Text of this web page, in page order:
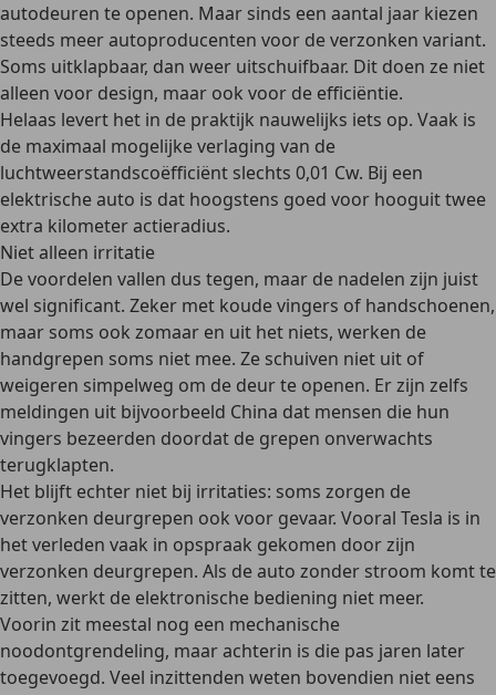
autodeuren te openen. Maar sinds een aantal jaar kiezen
steeds meer autoproducenten voor de verzonken variant.
Soms uitklapbaar, dan weer uitschuifbaar. Dit doen ze niet
alleen voor design, maar ook voor de efficiëntie.
Helaas levert het in de praktijk nauwelijks iets op. Vaak is
de maximaal mogelijke verlaging van de
luchtweerstandscoëfficiënt slechts 0,01 Cw. Bij een
elektrische auto is dat hoogstens goed voor hooguit twee
extra kilometer actieradius.
Niet alleen irritatie
De voordelen vallen dus tegen, maar de nadelen zijn juist
wel significant. Zeker met koude vingers of handschoenen,
maar soms ook zomaar en uit het niets, werken de
handgrepen soms niet mee. Ze schuiven niet uit of
weigeren simpelweg om de deur te openen. Er zijn zelfs
meldingen uit bijvoorbeeld China dat mensen die hun
vingers bezeerden doordat de grepen onverwachts
terugklapten.
Het blijft echter niet bij irritaties: soms zorgen de
verzonken deurgrepen ook voor gevaar. Vooral Tesla is in
het verleden vaak in opspraak gekomen door zijn
verzonken deurgrepen. Als de auto zonder stroom komt te
zitten, werkt de elektronische bediening niet meer.
Voorin zit meestal nog een mechanische
noodontgrendeling, maar achterin is die pas jaren later
toegevoegd. Veel inzittenden weten bovendien niet eens